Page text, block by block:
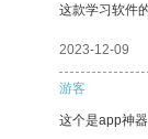
这款学习软件
2023-12-09
游客
这个是app神器